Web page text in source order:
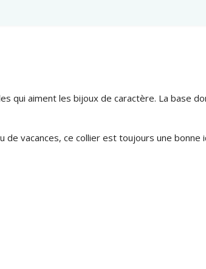
qui aiment les bijoux de caractère. La base
vacances, ce collier est toujours une bonne